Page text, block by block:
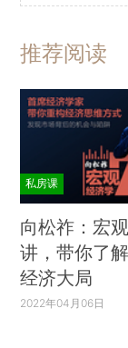
推荐阅读
私房课
向松祚：宏
讲，带你了
经济大局
2022年04月06日